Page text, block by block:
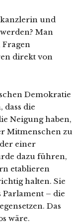
und
Man
Fragen
direkt von
Demokratie
die
Neigung haben,
Mitmenschen zu
einer
dazu führen,
etablieren
halten. Sie
Parlament – die
Das
wäre.